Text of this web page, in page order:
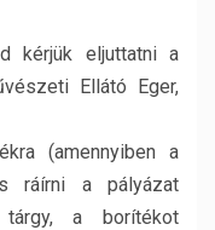
kérjük eljuttatni a
Ellátó Eger,
(amennyiben a
ráírni a pályázat
tárgy, a borítékot